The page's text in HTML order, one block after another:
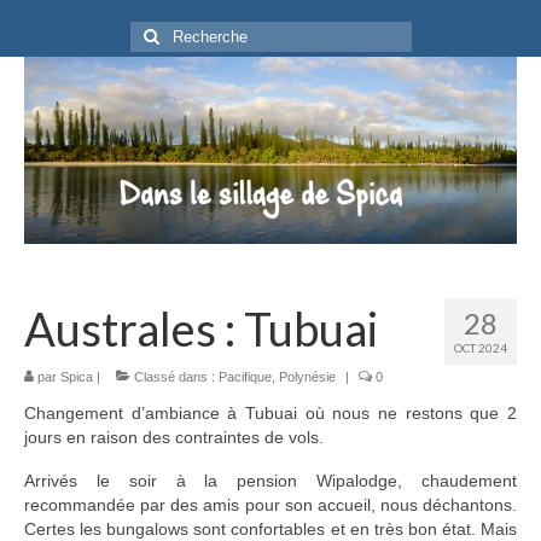
Rechercher
:
28
OCT 2024
Australes : Tubuai
par Spica | Classé dans : Pacifique Polynésie | 0
Changement d’ambiance à Tubuai où nous ne restons que 2
jours en raison des contraintes de vols.
Arrivés le soir à la pension Wipalodge, chaudement
recommandée par des amis pour son accueil, nous déchantons.
Certes les bungalows sont confortables et en très bon état. Mais